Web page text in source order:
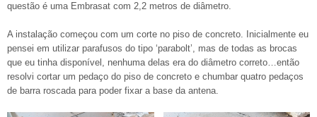
questão é uma Embrasat com 2,2 metros de diâmetro.
A instalação começou com um corte no piso de concreto. Inicialmente eu
pensei em utilizar parafusos do tipo ‘parabolt’, mas de todas as brocas
que eu tinha disponível, nenhuma delas era do diâmetro correto…então
resolvi cortar um pedaço do piso de concreto e chumbar quatro pedaços
de barra roscada para poder fixar a base da antena.